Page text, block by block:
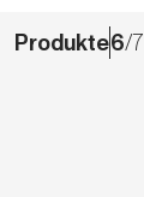
Produkte6/7